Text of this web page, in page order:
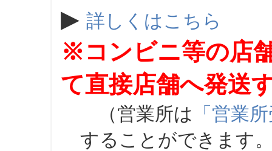
▶ 詳しくはこちら
※コンビニ等の店
て直接店舗へ発送
（営業所は 「営業
することができます